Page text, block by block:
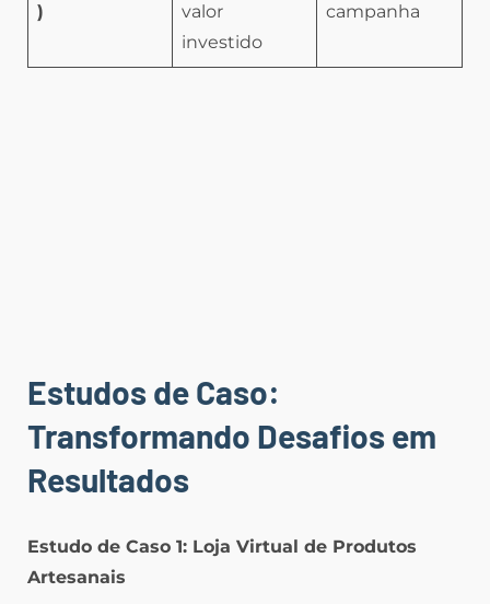
)
valor
investido
campanha
Estudos de Caso:
Transformando Desafios em
Resultados
Estudo de Caso 1: Loja Virtual de Produtos
Artesanais